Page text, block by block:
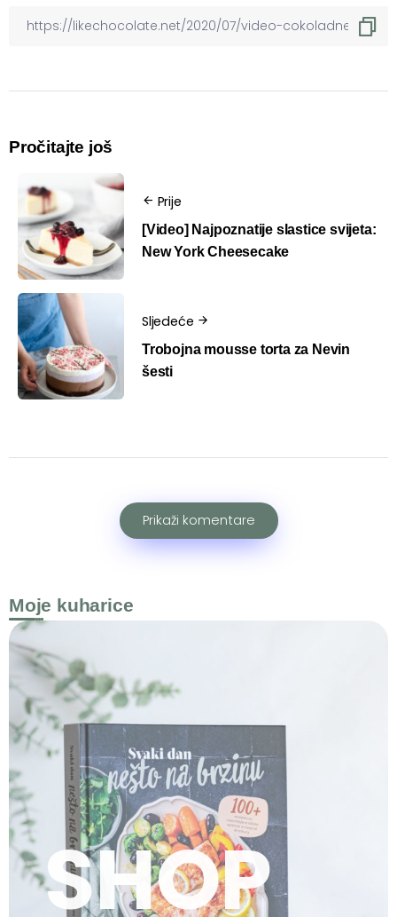
Pročitajte još
Prije
[Video] Najpoznatije slastice svijeta:
New York Cheesecake
Sljedeće
Trobojna mousse torta za Nevin
šesti
Prikaži komentare
Moje kuharice
SHOP